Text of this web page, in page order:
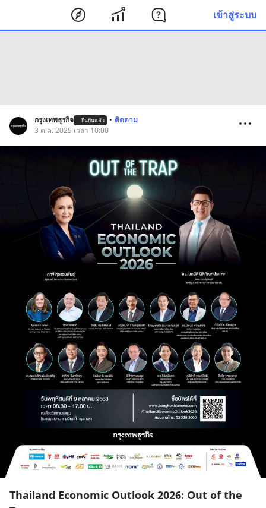
เข้าสู่ระบบ
กรุงเทพธุรกิจ ยืนยันแล้ว • ติดตาม
3 ต.ค. 2025 เวลา 10:00
Thailand Economic Outlook 2026: Out of the